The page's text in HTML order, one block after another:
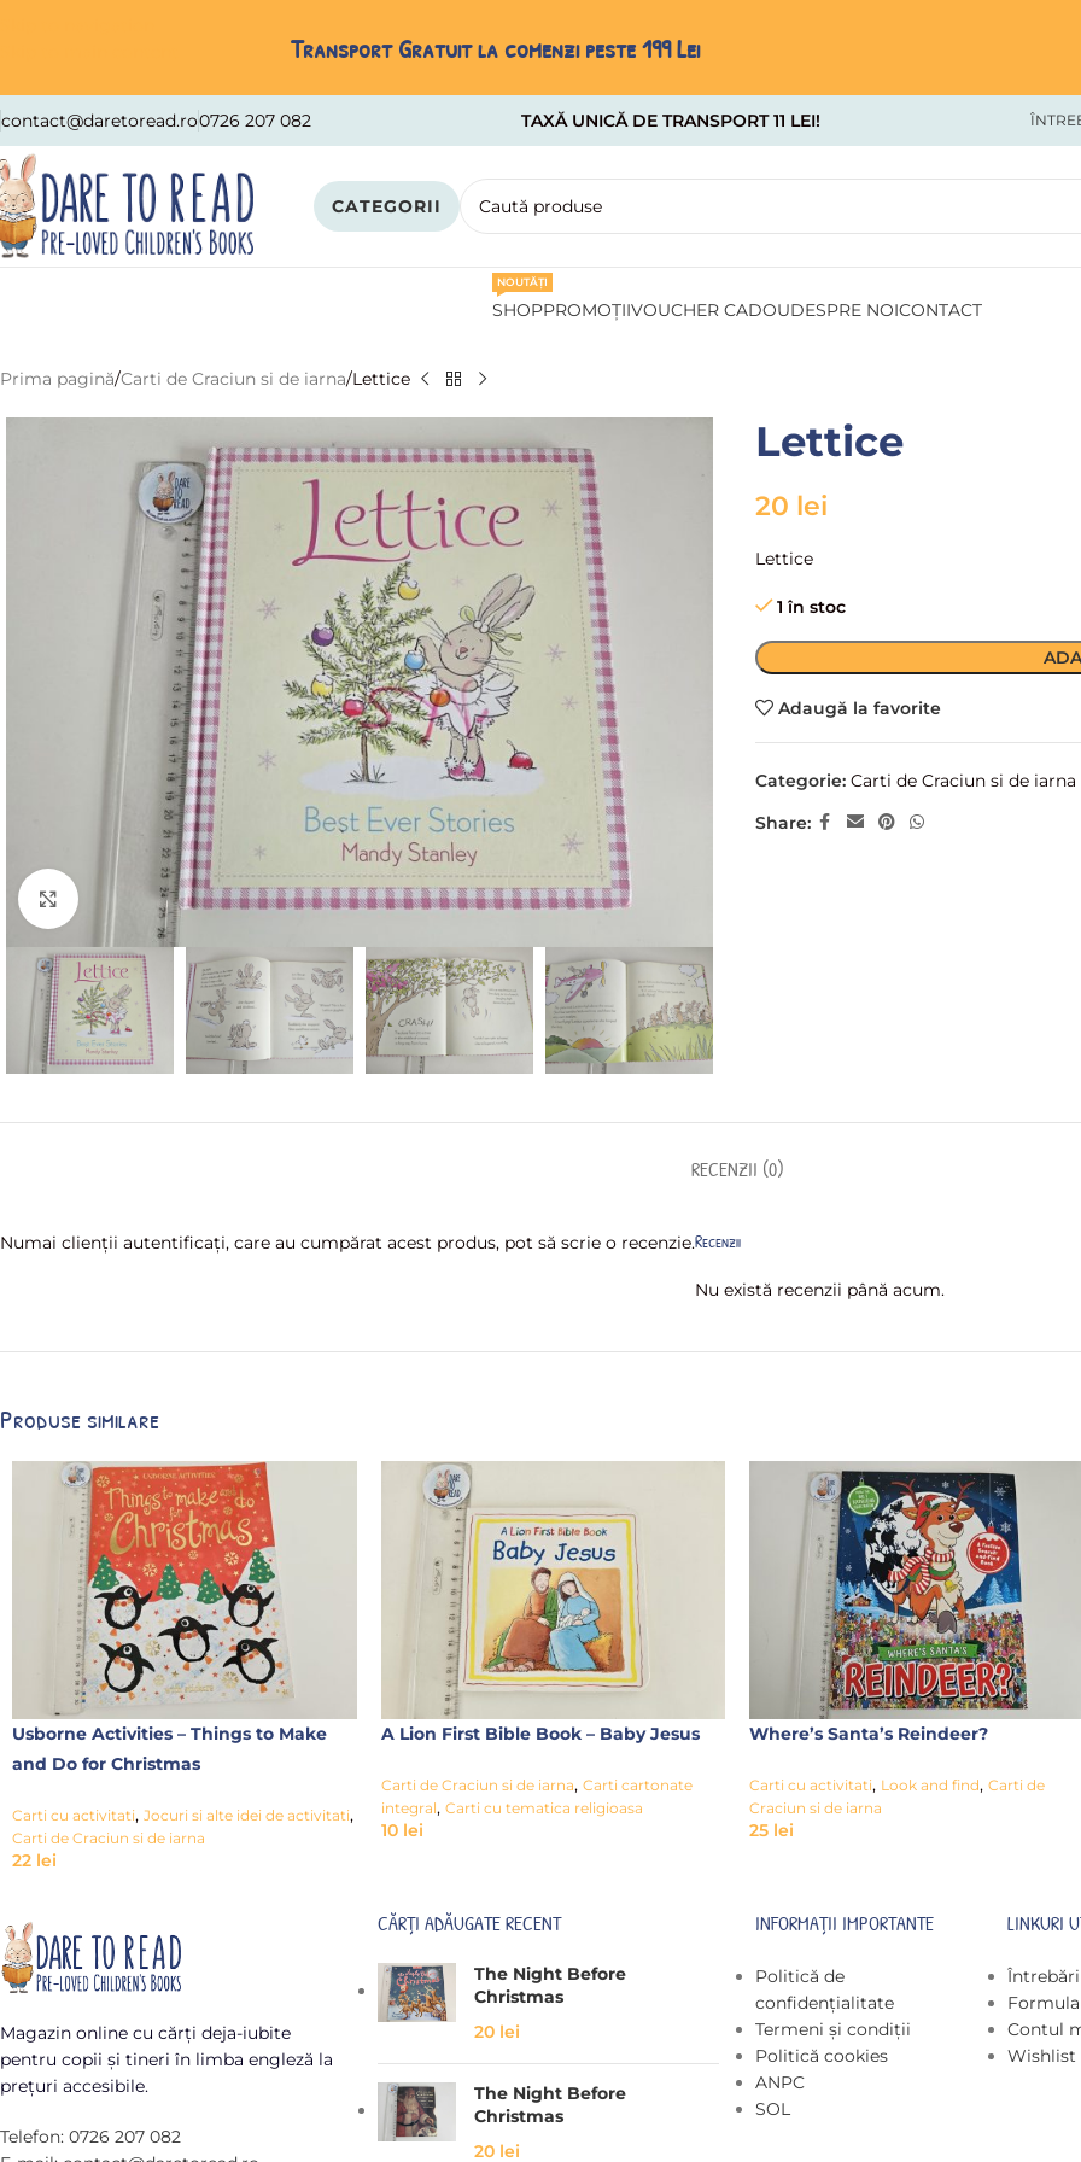
Transport Gratuit la comenzi peste 199 Lei
contact@daretoread.ro0726 207 082 TAXĂ UNICĂ DE TRANSPORT 11 LEI!
CATEGORII
SHOP
NOUTĂȚI
PROMOȚIIVOUCHER CADOUDESPRE NOICONTACT
Prima pagină Carti de Craciun si de iarna Lettice
Faceți click pentru a mări
Lettice
20 lei
Lettice
1 în stoc
Adaugă la favorite
Categorie: Carti de Craciun si de iarna
Share:
RECENZII (0)
Recenzii
Nu există recenzii până acum.
Numai clienții autentificați, care au cumpărat acest produs, pot să scrie o recenzie.
Produse similare
Usborne Activities – Things to Make
and Do for Christmas
Carti cu activitati, Jocuri si alte idei de activitati,
Carti de Craciun si de iarna
22 lei
A Lion First Bible Book – Baby Jesus
Carti de Craciun si de iarna, Carti cartonate
integral, Carti cu tematica religioasa
10 lei
Where’s Santa’s Reindeer?
Carti cu activitati, Look and find, Carti de
Craciun si de iarna
25 lei
Magazin online cu cărți deja-iubite
pentru copii și tineri în limba engleză la
prețuri accesibile.
Telefon: 0726 207 082
CĂRȚI ADĂUGATE RECENT
The Night Before
Christmas
20 lei
The Night Before
Christmas
20 lei
INFORMAȚII IMPORTANTE
Politică de
confidențialitate
Termeni și condiții
Politică cookies
ANPC
SOL
LINKURI
Contul
Wishlist